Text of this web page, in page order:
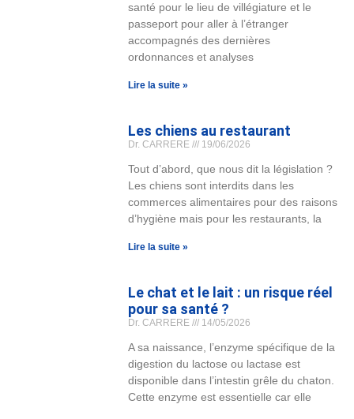
santé pour le lieu de villégiature et le
passeport pour aller à l’étranger
accompagnés des dernières
ordonnances et analyses
Lire la suite »
Les chiens au restaurant
Dr. CARRERE 19/06/2026
Tout d’abord, que nous dit la législation ?
Les chiens sont interdits dans les
commerces alimentaires pour des raisons
d’hygiène mais pour les restaurants, la
Lire la suite »
Le chat et le lait : un risque réel
pour sa santé ?
Dr. CARRERE 14/05/2026
A sa naissance, l’enzyme spécifique de la
digestion du lactose ou lactase est
disponible dans l’intestin grêle du chaton.
Cette enzyme est essentielle car elle